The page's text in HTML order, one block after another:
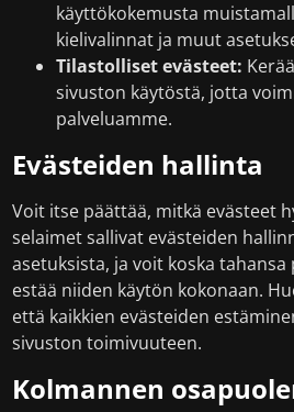
käyttökokemusta
kielivalinnat ja muut
Tilastolliset evästeet:
sivuston käytöstä, jotta
palveluamme.
Evästeiden hallinta
Voit itse päättää, mitkä evästeet
selaimet sallivat evästeiden
asetuksista, ja voit koska
estää niiden käytön kokonaan.
että kaikkien evästeiden
sivuston toimivuuteen.
Kolmannen